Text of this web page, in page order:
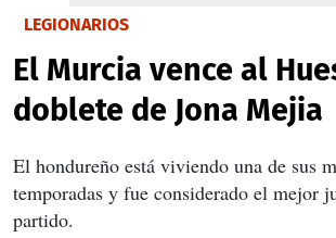
LEGIONARIOS
El Murcia vence al
doblete de Jona Mejia
El hondureño está viviendo una de sus
temporadas y fue considerado el mejor
partido.